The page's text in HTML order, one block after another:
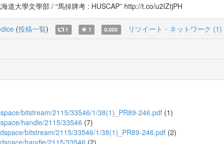
道大學文學部 / “馬掉牌考 : HUSCAP” http://t.co/u2IZtjPH
(投稿一覧) 1 1 0.000 リツイート・ネットワーク (1)
bitstream/2115/33546/1/38(1)_PR89-246.pdf (1)
handle/2115/33546 (7)
bitstream/2115/33546/1/38(1)_PR89-246.pdf (2)
handle/2115/33546 (2)